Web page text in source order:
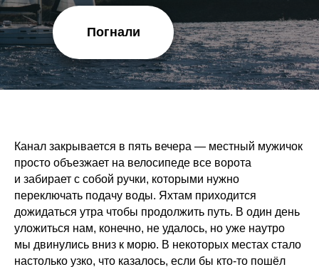
Погнали
Канал закрывается в пять вечера — местный мужичок
просто объезжает на велосипеде все ворота
и забирает с собой ручки, которыми нужно
переключать подачу воды. Яхтам приходится
дожидаться утра чтобы продолжить путь. В один день
уложиться нам, конечно, не удалось, но уже наутро
мы двинулись вниз к морю. В некоторых местах стало
настолько узко, что казалось, если бы кто-то пошёл